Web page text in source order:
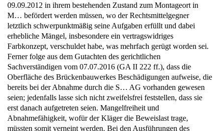
09.09.2012 in ihrem bestehenden Zustand zum Montageort in
M… befördert werden müssen, wo der Rechtsmittelgegner
letztlich schwerpunktmäßig seine Aufgaben erfüllt und dabei
erhebliche Mängel, insbesondere ein vertragswidriges
Farbkonzept, verschuldet habe, was mehrfach gerügt worden sei.
Ferner folge aus dem Gutachten des gerichtlichen
Sachverständigen vom 07.07.2016 (GA II 222 ff.), dass die
Oberfläche des Brückenbauwerkes Beschädigungen aufweise, die
bereits bei der Abnahme durch die S… AG vorhanden gewesen
seien; jedenfalls lasse sich nicht zweifelsfrei feststellen, dass sie
erst danach aufgetreten seien. Mangelfreiheit und
Abnahmefähigkeit, wofür der Kläger die Beweislast trage,
müssten somit verneint werden. Bei den Ausführungen des